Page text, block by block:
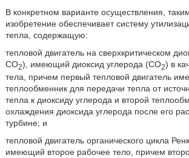
В конкретном варианте осуществления,
изобретение обеспечивает систему
тепла, содержащую:
тепловой двигатель на сверхкритическом
CО2), имеющий диоксид углерода (CО2) в
тела, причем первый тепловой двигатель
теплообменник для передачи тепла от
тепла к диоксиду углерода и второй
охлаждения диоксида углерода после его
турбине; и
тепловой двигатель органического цикла
имеющий второе рабочее тело, причем